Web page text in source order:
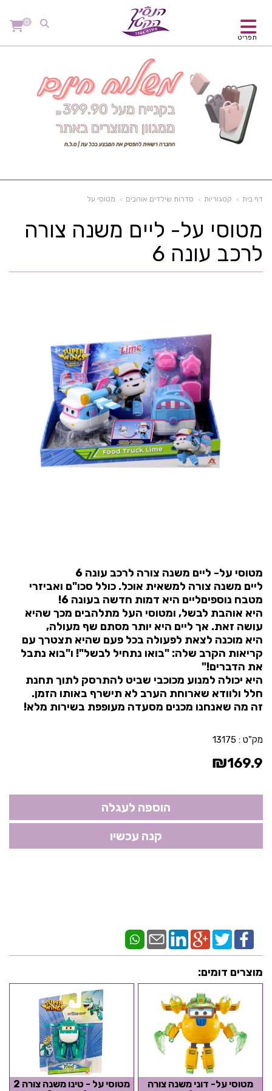
תפריט
0
דף בית קטגוריות סדרות שילדים אוהבים מטוסי על
מטוסי על- ליים משנה צורה
לרכב עונה 6
מטוסי על- ליים משנה צורה לרכב עונה 6
ליים משנה צורה למשאית אוכל. כולל סכו"ם ואביזרי
מטבח נוספיםליים היא דמות חדשה בעונה 6!
היא אוהבת לבשל, ומטוסי העל מתלהבים מכך שהיא
עושה זאת. אך ליים היא יותר מסתם שף מעולה,
היא מוכנה לצאת לפעולה בכל פעם שהיא תצטרך עם
קריאות הקרב שלה: "בואו נתחיל לבשל"! ו"בוא נתבל
את הדברים!"
היא יכולה למנוע מכוכבי שביט להתרסק לתוך תחנת
חלל ולוודא שארוחת הערב לא תישרף באותו הזמן.
זה מה שאנחנו מכנים מסעדה מעופפת בשירות מלא!
מק"ט : 13175
₪169.9
מוצרים דומים:
מטוסי על- דוני משנה צורה
מטוסי על - טינו משנה צורה 2